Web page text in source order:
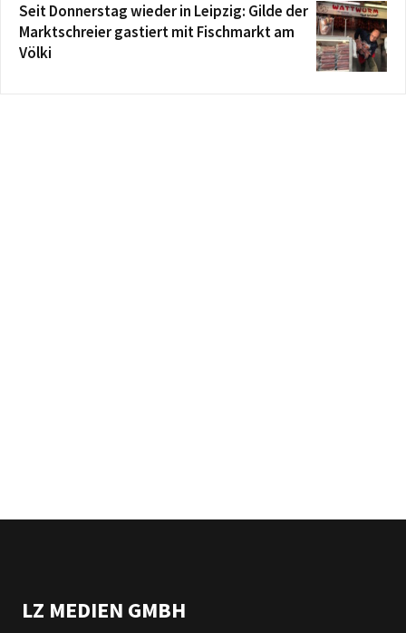
Seit Donnerstag wieder in Leipzig: Gilde der
Marktschreier gastiert mit Fischmarkt am
Völki
LZ MEDIEN GMBH